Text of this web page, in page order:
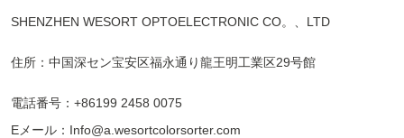
SHENZHEN WESORT OPTOELECTRONIC CO。、LTD
住所：中国深セン宝安区福永通り龍王明工業区29号館
電話番号：+86199 2458 0075
Eメール：Info@a.wesortcolorsorter.com